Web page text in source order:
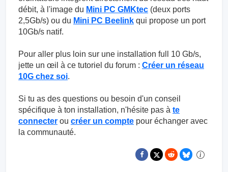
débit, à l'image du Mini PC GMKtec (deux ports
2,5Gb/s) ou du Mini PC Beelink qui propose un port
10Gb/s natif.
Pour aller plus loin sur une installation full 10 Gb/s,
jette un œil à ce tutoriel du forum : Créer un réseau
10G chez soi.
Si tu as des questions ou besoin d'un conseil
spécifique à ton installation, n'hésite pas à te
connecter ou créer un compte pour échanger avec
la communauté.